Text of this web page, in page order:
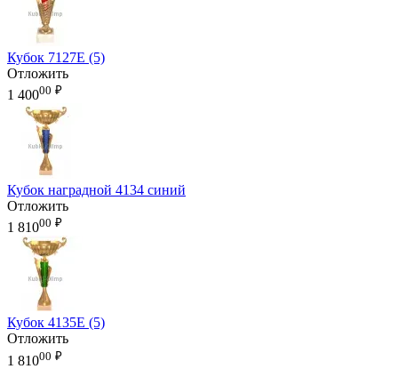
Кубок 7127E (5)
Отложить
1 40000 ₽
Кубок наградной 4134 синий
Отложить
1 81000 ₽
Кубок 4135E (5)
Отложить
1 81000 ₽